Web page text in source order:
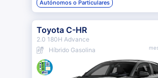
Autónomos o Particulares
Toyota C-HR
2.0 180H Advance
Híbrido Gasolina